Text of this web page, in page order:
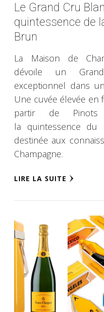
Le Grand Cru
quintessence de
Brun
La Maison de
dévoile un
exceptionnel dans
Une cuvée élevée en
partir de
la quintessence du
destinée aux
Champagne.
LIRE LA SUITE